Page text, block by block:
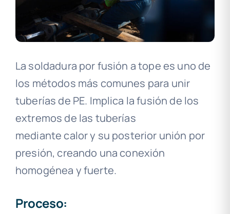
La soldadura por fusión a tope es uno de
los métodos más comunes para unir
tuberías de PE. Implica la fusión de los
extremos de las tuberías
mediante calor y su posterior unión por
presión, creando una conexión
homogénea y fuerte.
Proceso: